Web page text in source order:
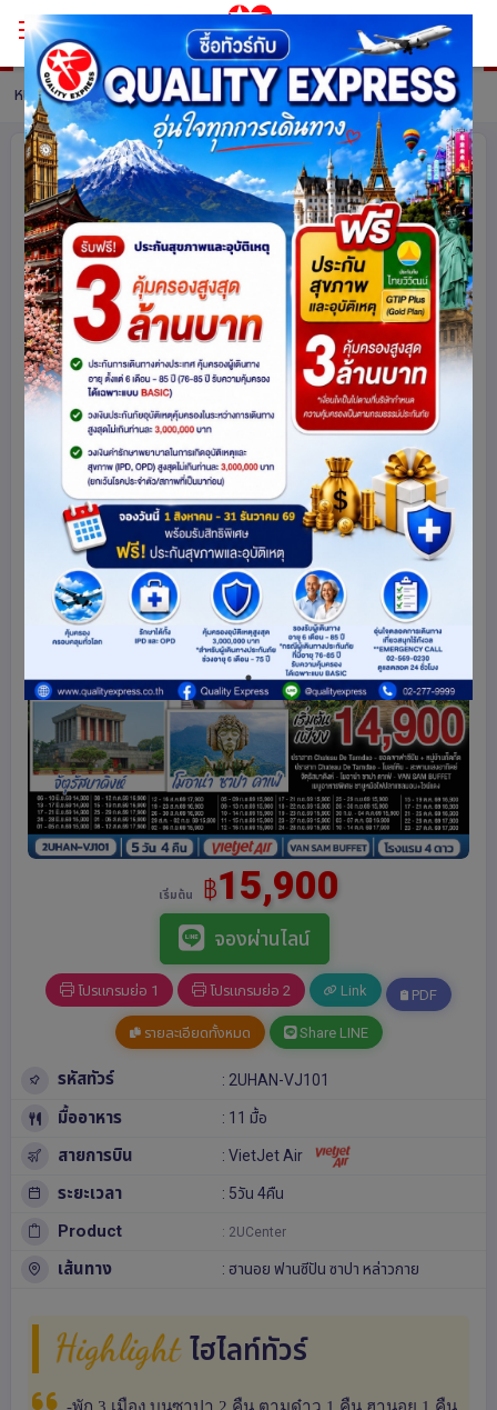
หน้าหลัก ทัวร์ Vietnam รายละเอียดทัวร์
เวียดนามเหนือ ฮานอย ตามด๋าว ซาปา
ฟานซิปัน 5 วัน 4 คืน เที่ยวเวียดนาม..ฟีล
ยุโรป..ท่ามกลางสายหมอก โดยสายการ
บิน VietJet Air (VJ)
เวียดนาม 5007 share
ดูโปรแกรมทัวร์ รหัสโปรแกรม :15562
เริ่มต้น ฿15,900
จองผ่านไลน์
โปรแกรมย่อ 1 โปรแกรมย่อ 2 Link PDF
รายละเอียดทั้งหมด Share LINE
รหัสทัวร์ : 2UHAN-VJ101
มื้ออาหาร : 11 มื้อ
สายการบิน : VietJet Air
ระยะเวลา : 5วัน 4คืน
Product : 2UCenter
เส้นทาง : ฮานอย ฟานซีปัน ซาปา หล่าวกาย
Highlight ไฮไลท์ทัวร์
-พัก 3 เมือง บนซาปา 2 คืน ตามด๋าว 1 คืน ฮานอย 1 คืน